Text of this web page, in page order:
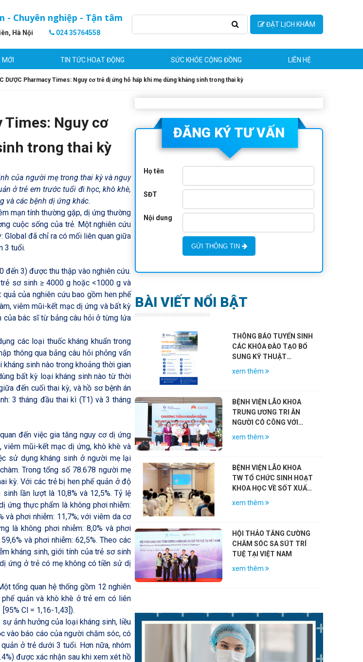
- Chuyên nghiệp - Tận tâm
Hà Nội 024 35764558
ĐẶT LỊCH KHÁM
MỚI TIN TỨC HOẠT ĐỘNG SỨC KHỎE CỘNG ĐỒNG LIÊN HỆ
DƯỢC Pharmacy Times: Nguy cơ trẻ dị ứng hô hấp khi mẹ dùng kháng sinh trong thai kỳ
Times: Nguy cơ
trong thai kỳ
của người mẹ trong thai kỳ và nguy
ở trẻ em trước tuổi đi học, khò khè,
và các bệnh dị ứng khác.
mạn tính thường gặp, dị ứng thường
cuộc sống của trẻ. Một nghiên cứu
đã chỉ ra có mối liên quan giữa
3 tuổi.
đến 3) được thu thập vào nghiên cứu.
sơ sinh ≥ 4000 g hoặc <1000 g và
của nghiên cứu bao gồm hen phế
viêm mũi-kết mạc dị ứng và bất kỳ
của bác sĩ từ bảng câu hỏi ở từng lứa
các loại thuốc kháng khuẩn trong
thông qua bảng câu hỏi phỏng vấn
sinh nào trong khoảng thời gian
bất kỳ loại kháng sinh nào từ thời
đến cuối thai kỳ, và hồ sơ bệnh án
3 tháng đầu thai kì (T1) và 3 tháng
đến việc gia tăng nguy cơ dị ứng
mũi-kết mạc dị ứng, khò khè và
sử dụng kháng sinh ở người mẹ lại
Trong tổng số 78.678 người mẹ
kỳ. Với các trẻ bị hen phế quản ở độ
lần lượt là 10,8% và 12,5%. Tỷ lệ
ứng thực phẩm là không phơi nhiễm:
và phơi nhiễm: 11,7%; với viêm da cơ
là không phơi nhiễm: 8,0% và phơi
và phơi nhiễm: 62,5%. Theo các
kháng sinh, giới tính của trẻ sơ sinh
ứng ở trẻ có mẹ không có tiền sử dị
tổng quan hệ thống gồm 12 nghiên
quản và khò khè ở trẻ em có liên
Cl = 1,16-1,43]).
ảnh hưởng của loại kháng sinh, liều
vào báo cáo của người chăm sóc, có
ở trẻ dưới 3 tuổi. Hơn nữa, nhóm
được xác nhận sau khi xem xét hồ
ĐĂNG KÝ TƯ VẤN
Họ tên
SĐT
Nội dung
GỬI THÔNG TIN
BÀI VIẾT NỔI BẬT
THÔNG BÁO TUYỂN SINH
CÁC KHÓA ĐÀO TẠO BỔ
SUNG KỸ THUẬT
CHUYÊN MÔN KHÁM
xem thêm
BỆNH VIỆN LÃO KHOA
TRUNG ƯƠNG TRI ÂN
NGƯỜI CÓ CÔNG VỚI
CÁCH MẠNG NHÂN KỶ
(27/7/1947 – 27/7/2026)
xem thêm
BỆNH VIỆN LÃO KHOA
TW TỔ CHỨC SINH HOẠT
KHOA HỌC VỀ SỐT XUẤT
HUYẾT DENGUE VÀ VAI
xem thêm
HỘI THẢO TĂNG CƯỜNG
CHĂM SÓC SA SÚT TRÍ
TUỆ TẠI VIỆT NAM
xem thêm